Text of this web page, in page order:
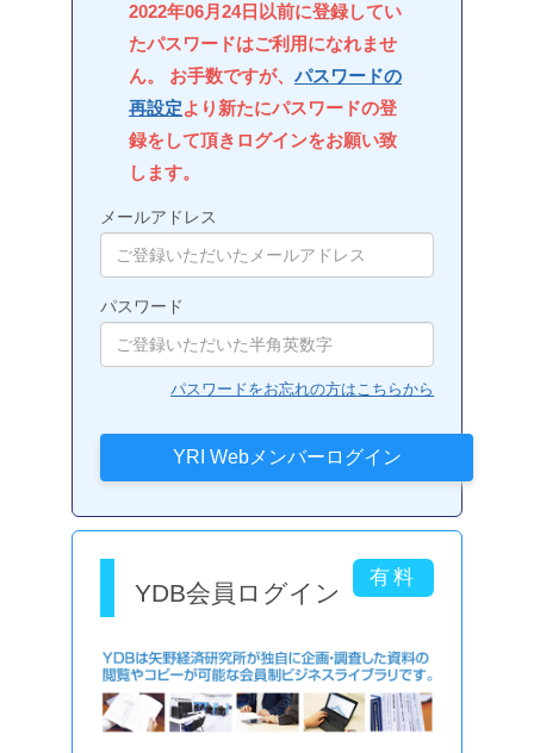
2022年06月24日以前に登録してい
たパスワードはご利用になれませ
ん。 お手数ですが、 パスワードの
再設定より新たにパスワードの登
録をして頂きログインをお願い致
します。
メールアドレス
パスワード
パスワードをお忘れの方はこちらから
YDB会員ログイン